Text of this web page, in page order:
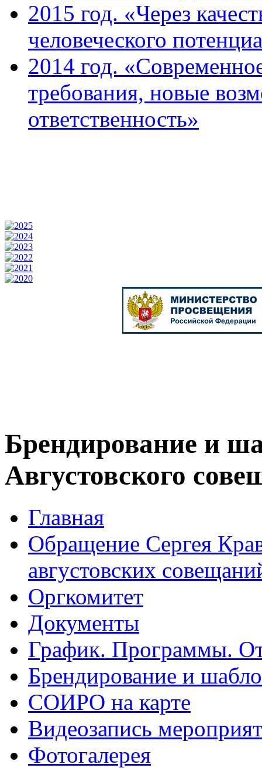
2015 год. «Через
человеческого
2014 год.
требования, новые
ответственность»
Брендирование и
Августовского
Главная
Обращение Сергея
августовских
Оргкомитет
Документы
График. Программы.
Брендирование и
СОИРО на карте
Видеозапись
Фотогалерея